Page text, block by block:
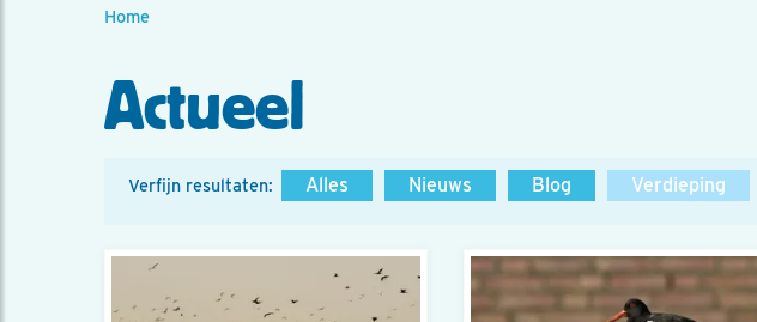
Home
Actueel
Verfijn resultaten: Alles Nieuws Blog Verdieping